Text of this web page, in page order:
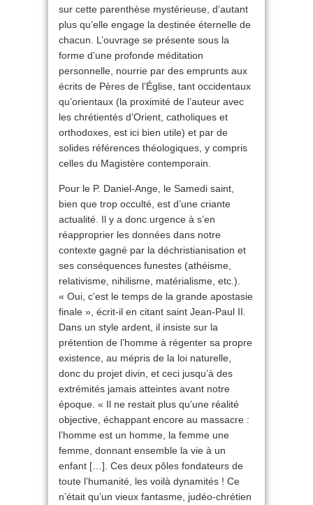
sur cette parenthèse mystérieuse, d’autant
plus qu’elle engage la destinée éternelle de
chacun. L’ouvrage se présente sous la
forme d’une profonde méditation
personnelle, nourrie par des emprunts aux
écrits de Pères de l’Église, tant occidentaux
qu’orientaux (la proximité de l’auteur avec
les chrétientés d’Orient, catholiques et
orthodoxes, est ici bien utile) et par de
solides références théologiques, y compris
celles du Magistère contemporain.
Pour le P. Daniel-Ange, le Samedi saint,
bien que trop occulté, est d’une criante
actualité. Il y a donc urgence à s’en
réapproprier les données dans notre
contexte gagné par la déchristianisation et
ses conséquences funestes (athéisme,
relativisme, nihilisme, matérialisme, etc.).
« Oui, c’est le temps de la grande apostasie
finale », écrit-il en citant saint Jean-Paul II.
Dans un style ardent, il insiste sur la
prétention de l’homme à régenter sa propre
existence, au mépris de la loi naturelle,
donc du projet divin, et ceci jusqu’à des
extrémités jamais atteintes avant notre
époque. « Il ne restait plus qu’une réalité
objective, échappant encore au massacre :
l’homme est un homme, la femme une
femme, donnant ensemble la vie à un
enfant […]. Ces deux pôles fondateurs de
toute l’humanité, les voilà dynamités ! Ce
n’était qu’un vieux fantasme, judéo-chrétien